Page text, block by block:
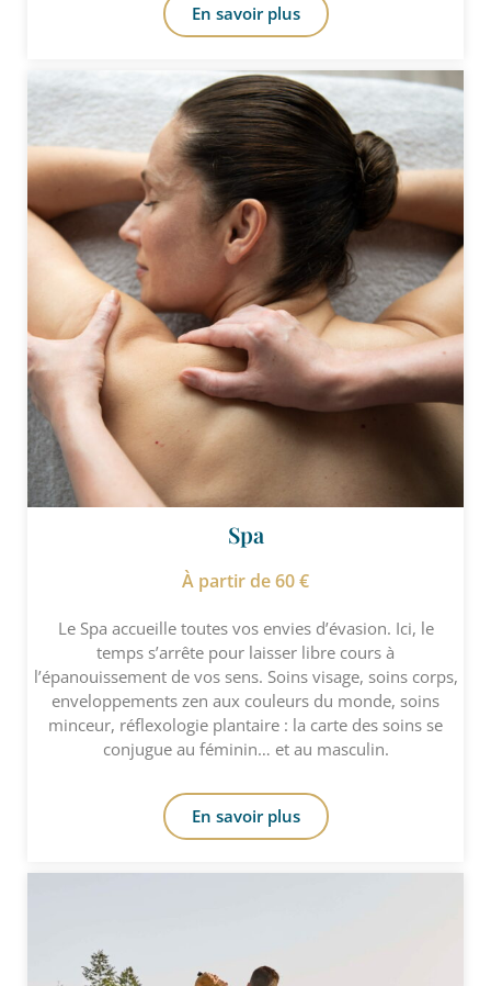
En savoir plus
Spa
À partir de 60 €
Le Spa accueille toutes vos envies d’évasion. Ici, le
temps s’arrête pour laisser libre cours à
l’épanouissement de vos sens. Soins visage, soins corps,
enveloppements zen aux couleurs du monde, soins
minceur, réflexologie plantaire : la carte des soins se
conjugue au féminin… et au masculin.
En savoir plus